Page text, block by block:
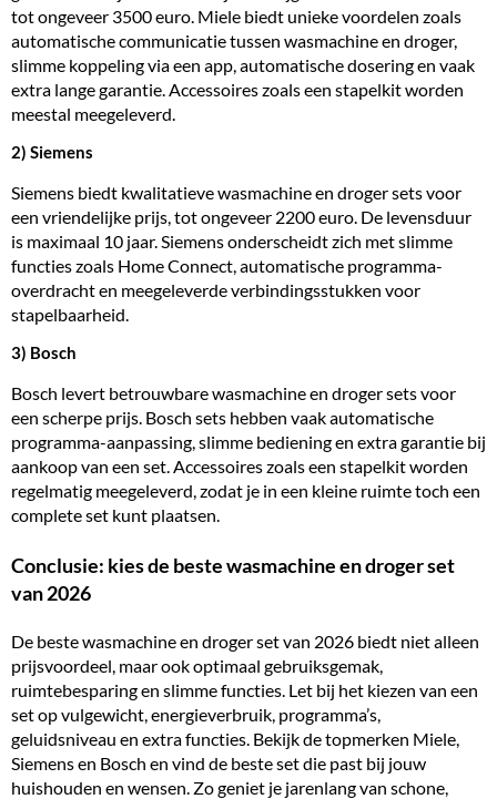
tot ongeveer 3500 euro. Miele biedt unieke voordelen zoals
automatische communicatie tussen wasmachine en droger,
slimme koppeling via een app, automatische dosering en vaak
extra lange garantie. Accessoires zoals een stapelkit worden
meestal meegeleverd.
2) Siemens
Siemens biedt kwalitatieve wasmachine en droger sets voor
een vriendelijke prijs, tot ongeveer 2200 euro. De levensduur
is maximaal 10 jaar. Siemens onderscheidt zich met slimme
functies zoals Home Connect, automatische programma-
overdracht en meegeleverde verbindingsstukken voor
stapelbaarheid.
3) Bosch
Bosch levert betrouwbare wasmachine en droger sets voor
een scherpe prijs. Bosch sets hebben vaak automatische
programma-aanpassing, slimme bediening en extra garantie bij
aankoop van een set. Accessoires zoals een stapelkit worden
regelmatig meegeleverd, zodat je in een kleine ruimte toch een
complete set kunt plaatsen.
Conclusie: kies de beste wasmachine en droger set
van 2026
De beste wasmachine en droger set van 2026 biedt niet alleen
prijsvoordeel, maar ook optimaal gebruiksgemak,
ruimtebesparing en slimme functies. Let bij het kiezen van een
set op vulgewicht, energieverbruik, programma’s,
geluidsniveau en extra functies. Bekijk de topmerken Miele,
Siemens en Bosch en vind de beste set die past bij jouw
huishouden en wensen. Zo geniet je jarenlang van schone,